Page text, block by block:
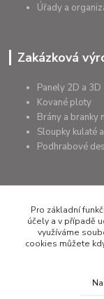
Úřady a
Zakázková
Panely 2D a 3D
Kované ploty
Brány a branky
Sloupky kulaté
Podhrabové
+420 607 075
rapera@rapera.cz
Pro základní
účely a v případě
využíváme
cookies můžete